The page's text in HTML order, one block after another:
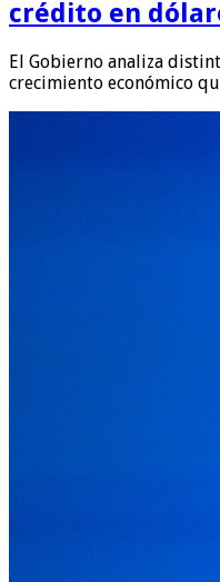
crédito en
El Gobierno analiza
crecimiento económico